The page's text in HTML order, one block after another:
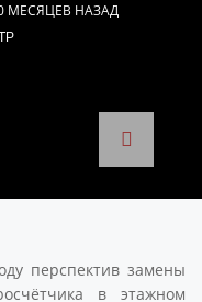
МЕСЯЦЕВ НАЗАД